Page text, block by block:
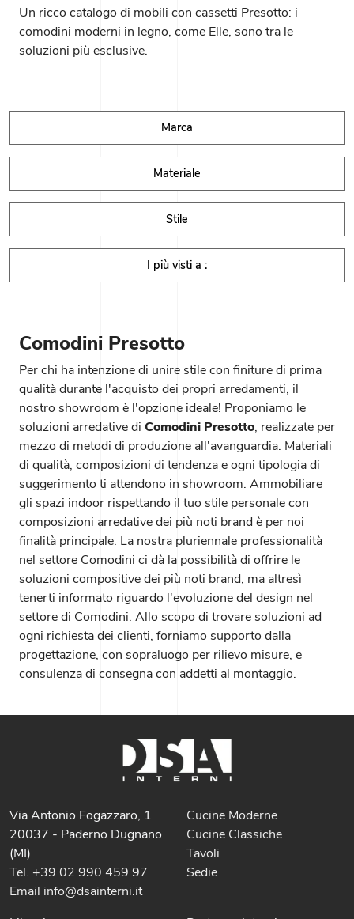
Un ricco catalogo di mobili con cassetti Presotto: i
comodini moderni in legno, come Elle, sono tra le
soluzioni più esclusive.
Marca
Materiale
Stile
I più visti a :
Comodini Presotto
Per chi ha intenzione di unire stile con finiture di prima
qualità durante l'acquisto dei propri arredamenti, il
nostro showroom è l'opzione ideale! Proponiamo le
soluzioni arredative di Comodini Presotto, realizzate per
mezzo di metodi di produzione all'avanguardia. Materiali
di qualità, composizioni di tendenza e ogni tipologia di
suggerimento ti attendono in showroom. Ammobiliare
gli spazi indoor rispettando il tuo stile personale con
composizioni arredative dei più noti brand è per noi
finalità principale. La nostra pluriennale professionalità
nel settore Comodini ci dà la possibilità di offrire le
soluzioni compositive dei più noti brand, ma altresì
tenerti informato riguardo l'evoluzione del design nel
settore di Comodini. Allo scopo di trovare soluzioni ad
ogni richiesta dei clienti, forniamo supporto dalla
progettazione, con sopraluogo per rilievo misure, e
consulenza di consegna con addetti al montaggio.
Via Antonio Fogazzaro, 1
20037 - Paderno Dugnano
(MI)
Tel. +39 02 990 459 97
Email info@dsainterni.it
Cucine Moderne
Cucine Classiche
Tavoli
Sedie